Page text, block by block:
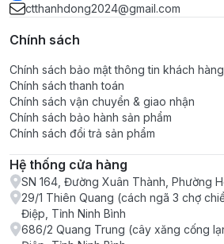
ctthanhdong2024@gmail.com
Chính sách
Chính sách bảo mật thông tin khách hàng
Chính sách thanh toán
Chính sách vận chuyển & giao nhận
Chính sách bảo hành sản phẩm
Chính sách đổi trả sản phẩm
Hệ thống cửa hàng
SN 164, Đường Xuân Thành, Phường
29/1 Thiên Quang (cách ngã 3 chợ
Điệp, Tỉnh Ninh Bình
686/2 Quang Trung (cây xăng cống